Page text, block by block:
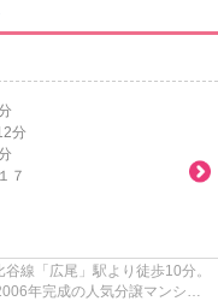
分
７
「広尾」駅より徒歩10分。
年完成の人気分譲マンショ